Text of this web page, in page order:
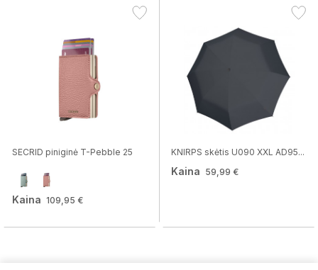
SECRID piniginė T-Pebble 25
Kaina 109,95 €
KNIRPS skėtis U090 XXL AD95...
Kaina 59,99 €